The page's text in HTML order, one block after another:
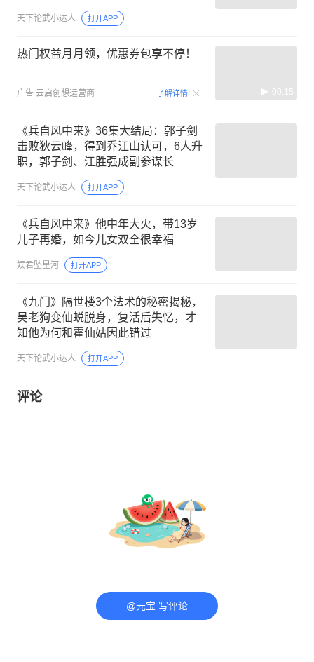
天下论武小达人 打开APP
热门权益月月领，优惠券包享不停！
广告 云启创想运营商 了解详情 00:15
《兵自风中来》36集大结局：郭子剑
击败狄云峰，得到乔江山认可，6人升
职，郭子剑、江胜强成副参谋长
天下论武小达人 打开APP
《兵自风中来》他中年大火，带13岁
儿子再婚，如今儿女双全很幸福
娱君坠星河 打开APP
《九门》隔世楼3个法术的秘密揭秘，
吴老狗变仙蜕脱身，复活后失忆，才
知他为何和霍仙姑因此错过
天下论武小达人 打开APP
评论
@元宝 写评论